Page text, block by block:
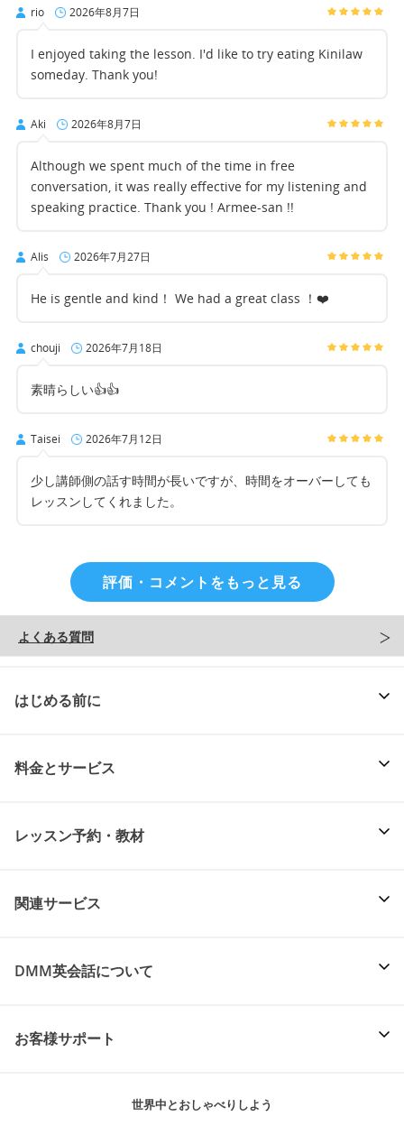
rio 2026年8月7日
I enjoyed taking the lesson. I'd like to try eating Kinilaw
someday. Thank you!
Aki 2026年8月7日
Although we spent much of the time in free
conversation, it was really effective for my listening and
speaking practice. Thank you ! Armee-san !!
Alis 2026年7月27日
He is gentle and kind！ We had a great class ！❤️
chouji 2026年7月18日
素晴らしい👍👍
Taisei 2026年7月12日
少し講師側の話す時間が長いですが、時間をオーバーしても
レッスンしてくれました。
評価・コメントをもっと見る
よくある質問
はじめる前に
料金とサービス
レッスン予約・教材
関連サービス
DMM英会話について
お客様サポート
世界中とおしゃべりしよう